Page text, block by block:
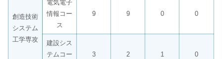
創造技術
システム
工学専攻
電気電子
情報コー
ス
9 9 0 0
建設シス
テムコー
3 2 1 0